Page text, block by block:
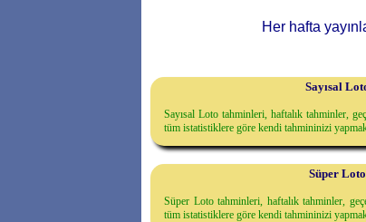
Her hafta
Sayısal
Sayısal Loto tahminleri, haftalık tahminler,
tüm istatistiklere göre kendi tahmininizi
Süper
Süper Loto tahminleri, haftalık tahminler,
tüm istatistiklere göre kendi tahmininizi